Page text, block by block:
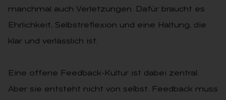
manchmal auch Verletzungen. Dafür braucht es
Ehrlichkeit, Selbstreflexion und eine Haltung, die
klar und verlässlich ist.
Eine offene Feedback-Kultur ist dabei zentral.
Aber sie entsteht nicht von selbst. Feedback muss